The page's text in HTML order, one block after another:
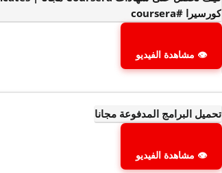
كورسيرا #coursera
👁 مشاهدة الفيديو
تحميل البرامج المدفوعة مجانا
👁 مشاهدة الفيديو